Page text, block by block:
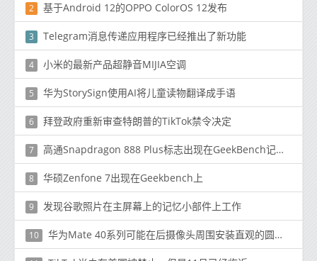
2 基于Android 12的OPPO ColorOS 12发布
3 Telegram消息传递应用程序已经推出了新功能
4 小米的最新产品超静音MIJIA空调
5 华为StorySign使用AI将儿童读物翻译成手语
6 拜登政府重新审查特朗普的TikTok禁令决定
7 高通Snapdragon 888 Plus标志出现在GeekBench记录中
8 华硕Zenfone 7出现在Geekbench上
9 发现谷歌照片在主屏幕上的记忆小部件上工作
10 华为Mate 40系列可能在后摄像头周围安装直观的圆形触摸显示屏